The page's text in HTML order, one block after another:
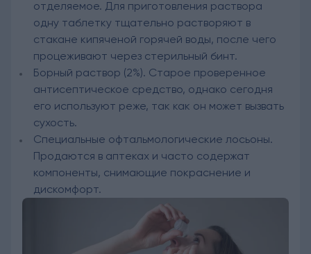
отделяемое. Для приготовления раствора
одну таблетку тщательно растворяют в
стакане кипяченой горячей воды, после чего
процеживают через стерильный бинт.
Борный раствор (2%). Старое проверенное
антисептическое средство, однако сегодня
его используют реже, так как он может вызвать
сухость.
Специальные офтальмологические лосьоны.
Продаются в аптеках и часто содержат
компоненты, снимающие покраснение и
дискомфорт.